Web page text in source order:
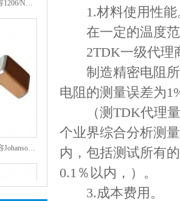
1.材料使用性能
在一定的温度范
2TDK一级代理
制造精密电阻所
电阻的测量误差为
（测TDK代理量
个业界综合分析测
内，包括测试所有
0.1％以内，）。
3.成本费用。